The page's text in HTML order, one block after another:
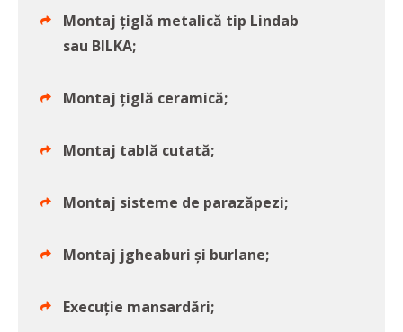
Montaj țiglă metalică tip Lindab
sau BILKA;
Montaj țiglă ceramică;
Montaj tablă cutată;
Montaj sisteme de parazăpezi;
Montaj jgheaburi și burlane;
Execuție mansardări;